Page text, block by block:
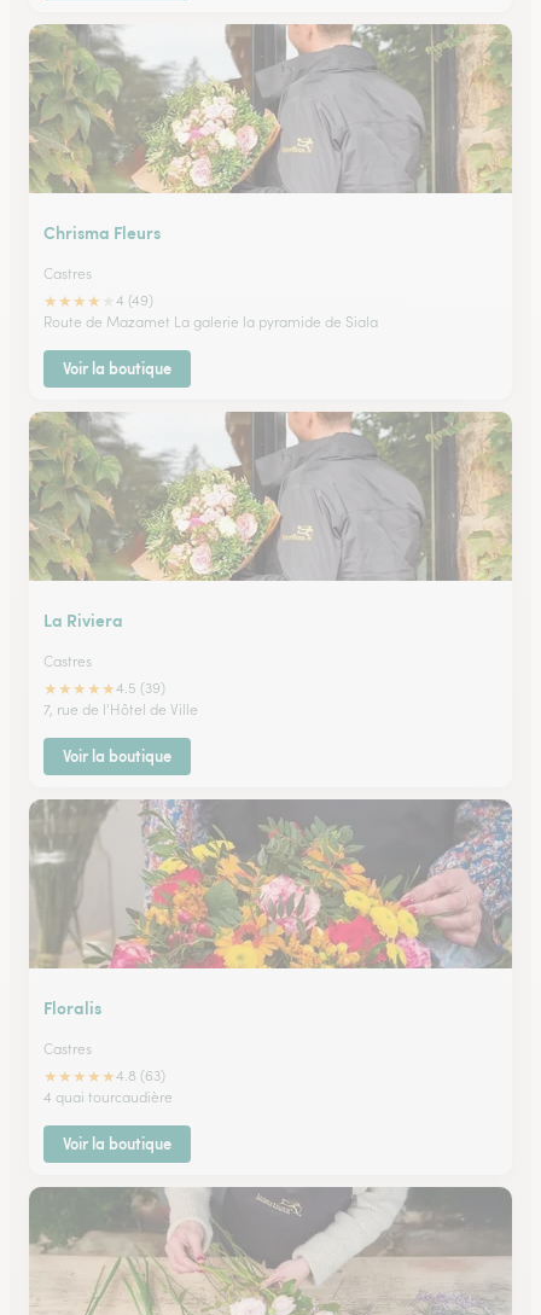
Chrisma Fleurs
Castres
★★★★
4 (49)
Route de Mazamet La galerie la pyramide de Siala
Voir la boutique
La Riviera
Castres
★★★★★4.5 (39)
7, rue de l'Hôtel de Ville
Voir la boutique
Floralis
Castres
★★★★★4.8 (63)
4 quai tourcaudière
Voir la boutique